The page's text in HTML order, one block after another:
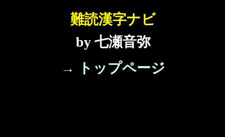
難読漢字ナビ
by 七瀬音弥
→ トップページ